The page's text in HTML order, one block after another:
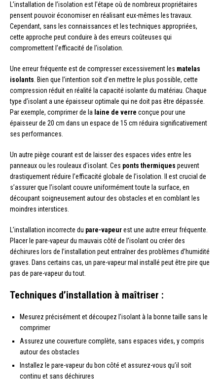
L’installation de l’isolation est l’étape où de nombreux propriétaires
pensent pouvoir économiser en réalisant eux-mêmes les travaux.
Cependant, sans les connaissances et les techniques appropriées,
cette approche peut conduire à des erreurs coûteuses qui
compromettent l’efficacité de l’isolation.
Une erreur fréquente est de compresser excessivement les matelas
isolants . Bien que l’intention soit d’en mettre le plus possible, cette
compression réduit en réalité la capacité isolante du matériau. Chaque
type d’isolant a une épaisseur optimale qui ne doit pas être dépassée.
Par exemple, comprimer de la laine de verre conçue pour une
épaisseur de 20 cm dans un espace de 15 cm réduira significativement
ses performances.
Un autre piège courant est de laisser des espaces vides entre les
panneaux ou les rouleaux d’isolant. Ces ponts thermiques peuvent
drastiquement réduire l’efficacité globale de l’isolation. Il est crucial de
s’assurer que l’isolant couvre uniformément toute la surface, en
découpant soigneusement autour des obstacles et en comblant les
moindres interstices.
L’installation incorrecte du pare-vapeurest une autre erreur fréquente.
Placer le pare-vapeur du mauvais côté de l’isolant ou créer des
déchirures lors de l’installation peut entraîner des problèmes d’humidité
graves. Dans certains cas, un pare-vapeur mal installé peut être pire que
pas de pare-vapeur du tout.
Techniques d’installation à maîtriser :
Mesurez précisément et découpez l’isolant à la bonne taille sans le
comprimer
Assurez une couverture complète, sans espaces vides, y compris
autour des obstacles
Installez le pare-vapeur du bon côté et assurez-vous qu’il soit
continu et sans déchirures